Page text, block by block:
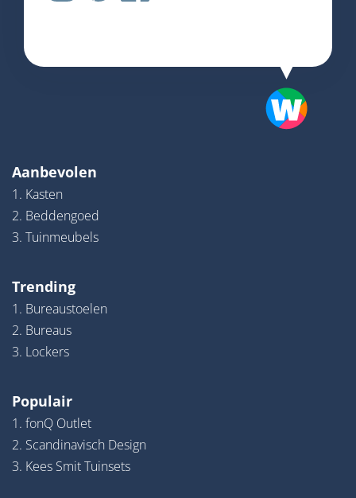
Aanbevolen
1. Kasten
2. Beddengoed
3. Tuinmeubels
Trending
1. Bureaustoelen
2. Bureaus
3. Lockers
Populair
1. fonQ Outlet
2. Scandinavisch Design
3. Kees Smit Tuinsets